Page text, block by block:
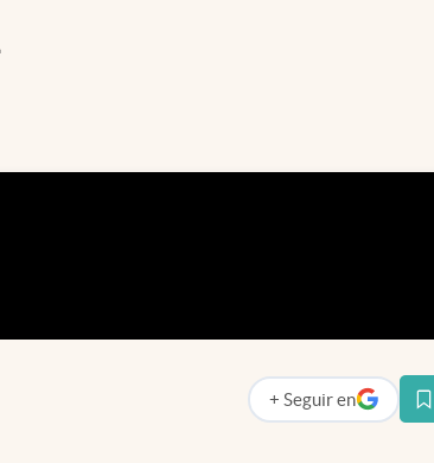
+ Seguir en
abre en nueva pestaña